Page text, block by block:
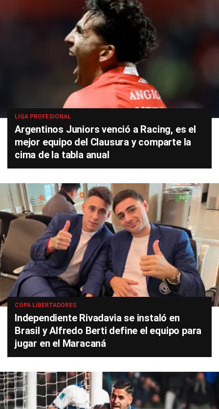
LIGA PROFESIONAL
Argentinos Juniors venció a Racing, es el
mejor equipo del Clausura y comparte la
cima de la tabla anual
COPA LIBERTADORES
Independiente Rivadavia se instaló en
Brasil y Alfredo Berti define el equipo para
jugar en el Maracaná